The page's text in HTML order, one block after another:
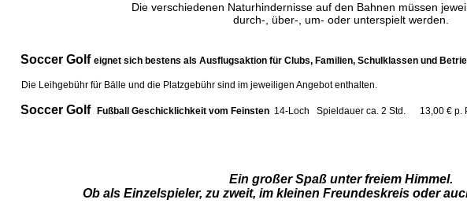
Die verschiedenen Naturhindernisse auf den Bahnen müssen
durch-, über-, um- oder unterspielt werden.
Soccer Golf eignet sich bestens als Ausflugsaktion für Clubs, Familien, Schulklassen und
Die Leihgebühr für Bälle und die Platzgebühr sind im jeweiligen Angebot enthalten.
Soccer Golf Fußball Geschicklichkeit vom Feinsten 14-Loch Spieldauer ca. 2 Std. 13,00 € p.
Ein großer Spaß unter freiem Himmel.
Ob als Einzelspieler, zu zweit, im kleinen Freundeskreis oder